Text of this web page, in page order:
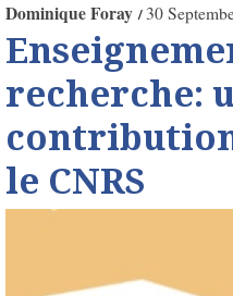
Dominique Foray 30
recherche:
le CNRS